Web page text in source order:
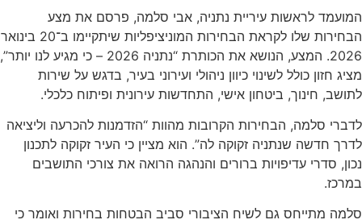
המועמד לראשות עיריית נתניה, אבי סלמה, פרסם את מצע
הבחירות שלו לקראת הבחירות המוניציפליות שיתקיימו ב־20 בינואר
2026. המצע, הנושא את הכותרת “נתניה 2026 – כי מגיע לנו יותר”,
מציג חזון כולל לשינוי כיוון ניהולי ועירוני בעיר, בדגש על שירות
לתושב, חינוך, ביטחון אישי, התחדשות עירונית ופיתוח כלכלי.
לדברי סלמה, הבחירות הקרובות מהוות “הזדמנות להכרעה וליציאה
לדרך חדשה שנתניה זקוקה לה”. הוא מציין כי העיר זקוקה לתכנון
נכון, סדרי עדיפויות ברורים והנהגה הרואה את צורכי התושבים
במרכז.
סלמה מתייחס גם לשיח הציבורי סביב הבטחות בחירות ואומר כי